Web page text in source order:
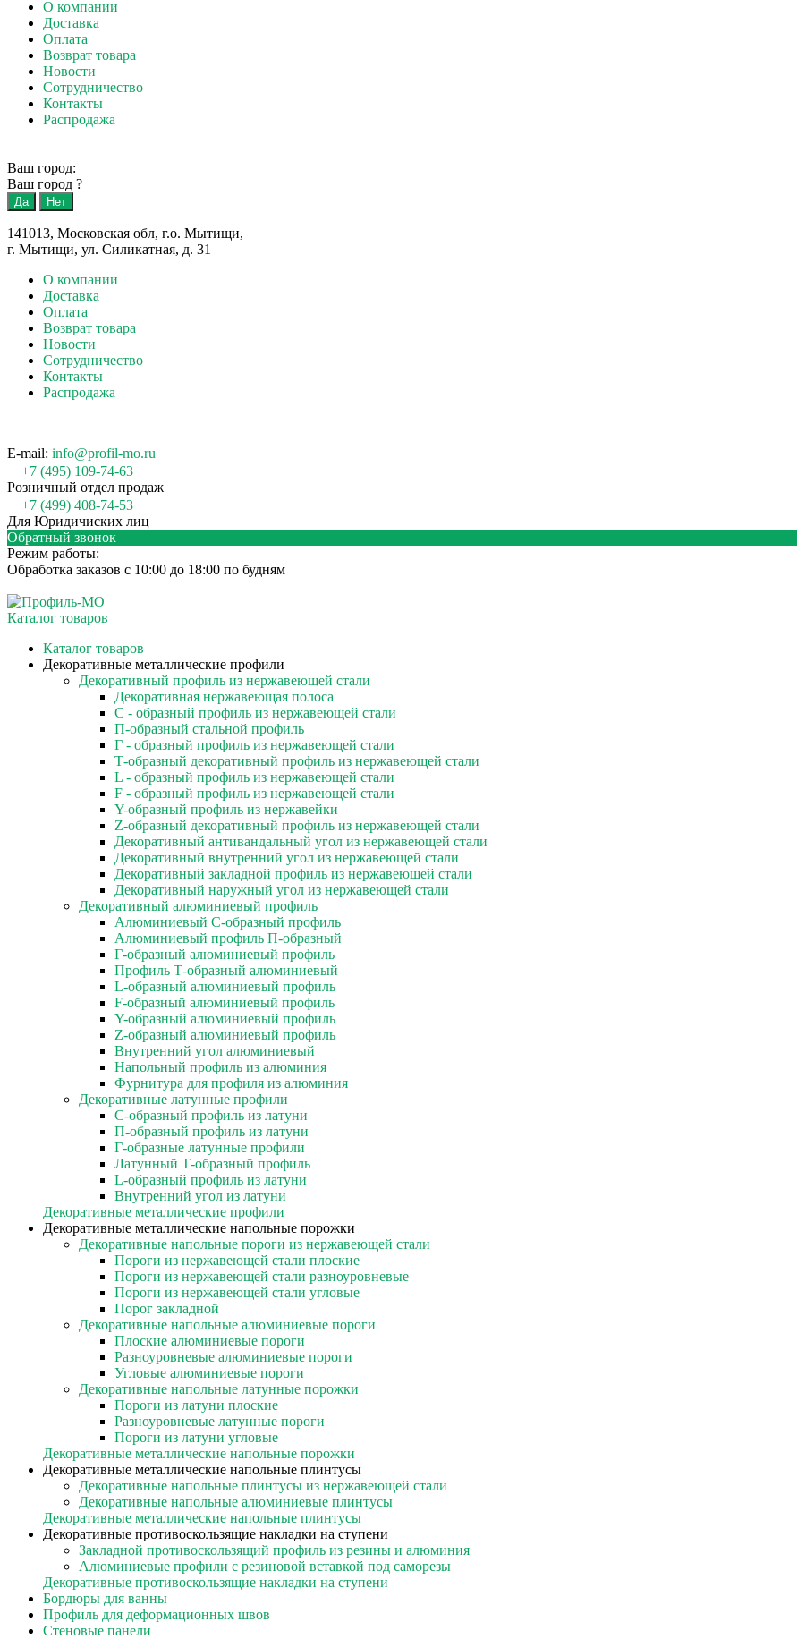
О компании
Доставка
Оплата
Возврат товара
Новости
Сотрудничество
Контакты
Распродажа
Ваш город:
Ваш город ?
141013, Московская обл, г.о. Мытищи,
г. Мытищи, ул. Силикатная, д. 31
О компании
Доставка
Оплата
Возврат товара
Новости
Сотрудничество
Контакты
Распродажа
E-mail: info@profil-mo.ru
+7 (495) 109-74-63
Розничный отдел продаж
+7 (499) 408-74-53
Для Юридичиских лиц
Обратный звонок
Режим работы:
Обработка заказов с 10:00 до 18:00 по будням
Каталог товаров
Каталог товаров
Декоративные металлические профили
Декоративный профиль из нержавеющей стали
Декоративная нержавеющая полоса
С - образный профиль из нержавеющей стали
П-образный стальной профиль
Г - образный профиль из нержавеющей стали
Т-образный декоративный профиль из нержавеющей стали
L - образный профиль из нержавеющей стали
F - образный профиль из нержавеющей стали
Y-образный профиль из нержавейки
Z-образный декоративный профиль из нержавеющей стали
Декоративный антивандальный угол из нержавеющей стали
Декоративный внутренний угол из нержавеющей стали
Декоративный закладной профиль из нержавеющей стали
Декоративный наружный угол из нержавеющей стали
Декоративный алюминиевый профиль
Алюминиевый С-образный профиль
Алюминиевый профиль П-образный
Г-образный алюминиевый профиль
Профиль Т-образный алюминиевый
L-образный алюминиевый профиль
F-образный алюминиевый профиль
Y-образный алюминиевый профиль
Z-образный алюминиевый профиль
Внутренний угол алюминиевый
Напольный профиль из алюминия
Фурнитура для профиля из алюминия
Декоративные латунные профили
C-образный профиль из латуни
П-образный профиль из латуни
Г-образные латунные профили
Латунный Т-образный профиль
L-образный профиль из латуни
Внутренний угол из латуни
Декоративные металлические профили
Декоративные металлические напольные порожки
Декоративные напольные пороги из нержавеющей стали
Пороги из нержавеющей стали плоские
Пороги из нержавеющей стали разноуровневые
Пороги из нержавеющей стали угловые
Порог закладной
Декоративные напольные алюминиевые пороги
Плоские алюминиевые пороги
Разноуровневые алюминиевые пороги
Угловые алюминиевые пороги
Декоративные напольные латунные порожки
Пороги из латуни плоские
Разноуровневые латунные пороги
Пороги из латуни угловые
Декоративные металлические напольные порожки
Декоративные металлические напольные плинтусы
Декоративные напольные плинтусы из нержавеющей стали
Декоративные напольные алюминиевые плинтусы
Декоративные металлические напольные плинтусы
Декоративные противоскользящие накладки на ступени
Закладной противоскользящий профиль из резины и алюминия
Алюминиевые профили с резиновой вставкой под саморезы
Декоративные противоскользящие накладки на ступени
Бордюры для ванны
Профиль для деформационных швов
Стеновые панели